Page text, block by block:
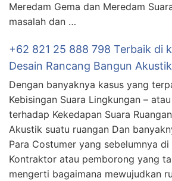
Meredam Gema dan Meredam
masalah dan …
+62 821 25 888 798 Terbaik di
Desain Rancang Bangun Akustik
Dengan banyaknya kasus yang
Kebisingan Suara Lingkungan –
terhadap Kekedapan Suara
Akustik suatu ruangan Dan
Para Costumer yang sebelumnya
Kontraktor atau pemborong yang
mengerti bagaimana mewujudkan